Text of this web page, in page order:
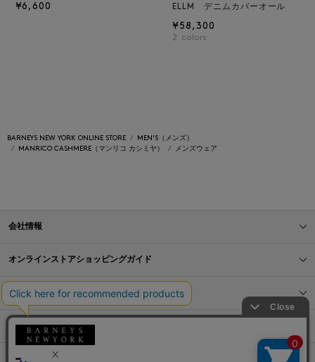
¥6,600
ELLM デニムカバーオール
¥58,300
2 colors
BARNEYS NEW YORK ONLINE STORE
MEN'S（メンズ）
MANRICO CASHMERE（マンリコ カシミヤ）
メンズウェア
会社情報
オンラインストアショッピングガイド
店舗情報
サービス